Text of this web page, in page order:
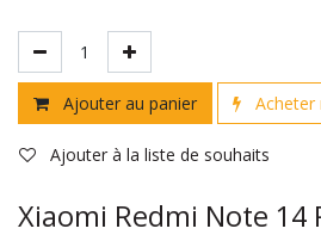
Ajouter au panier Acheter
Ajouter à la liste de souhaits
Xiaomi Redmi Note 14